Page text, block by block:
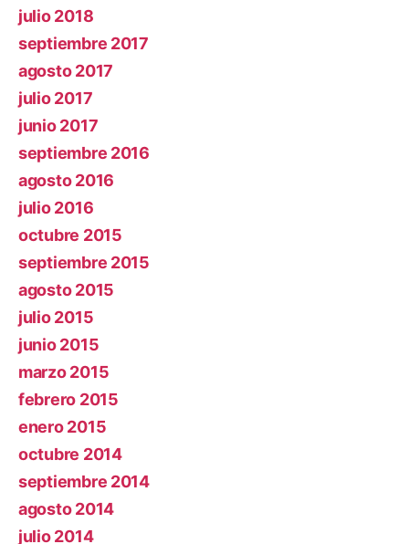
julio 2018
septiembre 2017
agosto 2017
julio 2017
junio 2017
septiembre 2016
agosto 2016
julio 2016
octubre 2015
septiembre 2015
agosto 2015
julio 2015
junio 2015
marzo 2015
febrero 2015
enero 2015
octubre 2014
septiembre 2014
agosto 2014
julio 2014